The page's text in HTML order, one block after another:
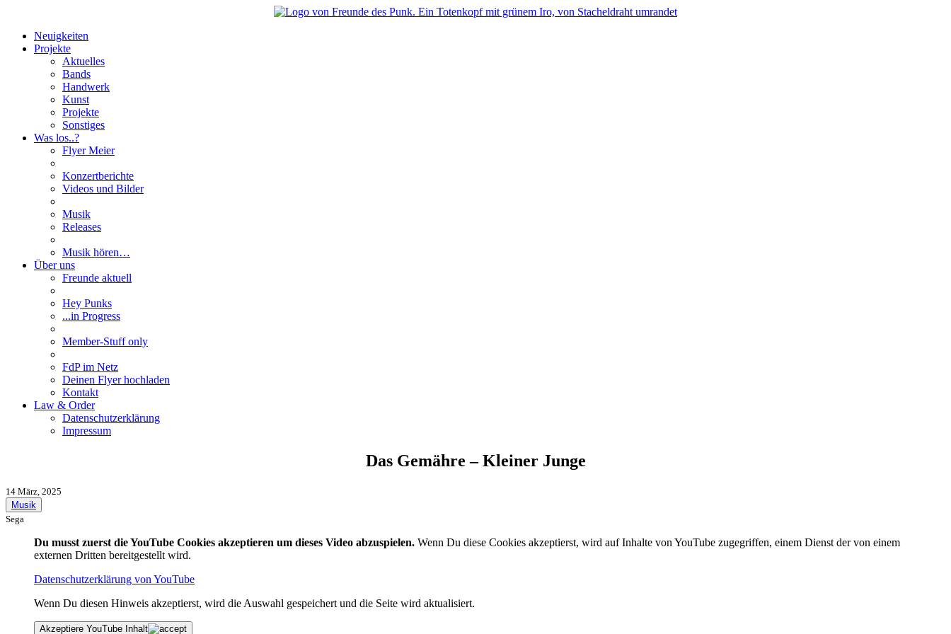
Neuigkeiten
Projekte
Aktuelles
Bands
Handwerk
Kunst
Projekte
Sonstiges
Was los..?
Flyer Meier
Konzertberichte
Videos und Bilder
Musik
Releases
Musik hören…
Über uns
Freunde aktuell
Hey Punks
...in Progress
Member-Stuff only
FdP im Netz
Deinen Flyer hochladen
Kontakt
Law & Order
Datenschutzerklärung
Impressum
Das Gemähre – Kleiner Junge
14 März, 2025
Musik
Sega
Du musst zuerst die YouTube Cookies akzeptieren um dieses Video abzuspielen. Wenn Du diese Cookies akzeptierst, wird auf Inhalte von YouTube zugegriffen, einem Dienst der von einem
externen Dritten bereitgestellt wird.
Datenschutzerklärung von YouTube
Wenn Du diesen Hinweis akzeptierst, wird die Auswahl gespeichert und die Seite wird aktualisiert.
Akzeptiere YouTube Inhalt